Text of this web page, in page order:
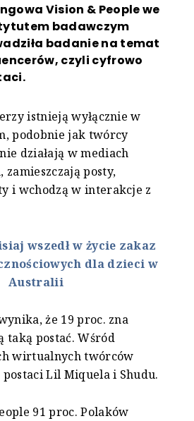
Vision & People we
badawczym
badanie na temat
czyli cyfrowo
istnieją wyłącznie w
podobnie jak twórcy
działają w mediach
zamieszczają posty,
i wchodzą w interakcje z
wszedł w życie zakaz
dla dzieci w
Australii
że 19 proc. zna
taką postać. Wśród
wirtualnych twórców
Lil Miquela i Shudu.
91 proc. Polaków